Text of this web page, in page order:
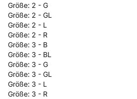
Größe: 2 - G
Größe: 2 - GL
Größe: 2 - L
Größe: 2 - R
Größe: 3 - B
Größe: 3 - BL
Größe: 3 - G
Größe: 3 - GL
Größe: 3 - L
Größe: 3 - R